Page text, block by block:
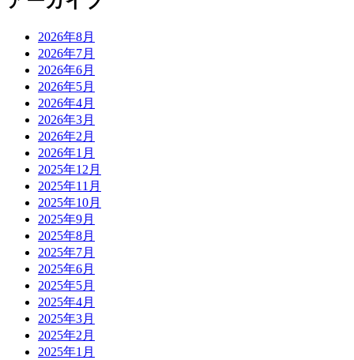
2026年8月
2026年7月
2026年6月
2026年5月
2026年4月
2026年3月
2026年2月
2026年1月
2025年12月
2025年11月
2025年10月
2025年9月
2025年8月
2025年7月
2025年6月
2025年5月
2025年4月
2025年3月
2025年2月
2025年1月